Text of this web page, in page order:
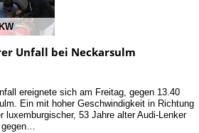
Unfall bei Neckarsulm
ereignete sich am Freitag, gegen 13.40
Ein mit hoher Geschwindigkeit in Richtung
luxemburgischer, 53 Jahre alter Audi-Lenker